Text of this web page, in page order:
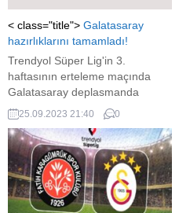
< class="title"> Galatasaray
hazırlıklarını tamamladı!
Trendyol Süper Lig'in 3.
haftasının erteleme maçında
Galatasaray deplasmanda
İstanbulspor'a konuk olacak.
Sarı kırmızılılar maçın
hazırlıklarını tamamladı.
25.09.2023 21:40 0